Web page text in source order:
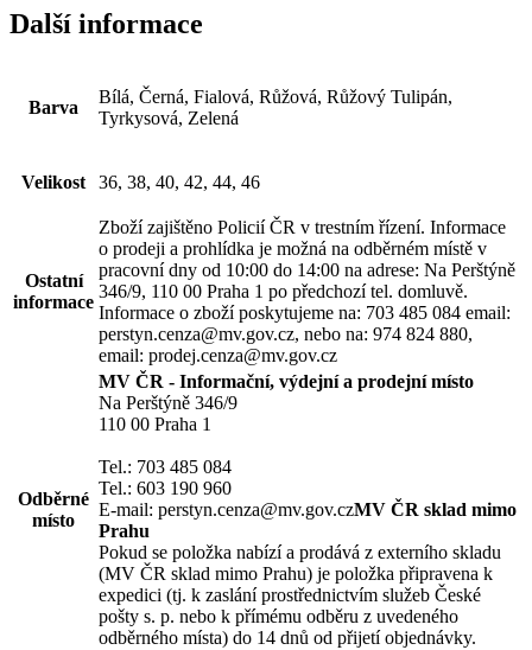
Další informace
Barva
Bílá, Černá, Fialová, Růžová, Růžový Tulipán,
Tyrkysová, Zelená
Velikost 36, 38, 40, 42, 44, 46
Ostatní
informace
Zboží zajištěno Policií ČR v trestním řízení. Informace
o prodeji a prohlídka je možná na odběrném místě v
pracovní dny od 10:00 do 14:00 na adrese: Na Perštýně
346/9, 110 00 Praha 1 po předchozí tel. domluvě.
Informace o zboží poskytujeme na: 703 485 084 email:
perstyn.cenza@mv.gov.cz, nebo na: 974 824 880,
email: prodej.cenza@mv.gov.cz
Odběrné
místo
MV ČR - Informační, výdejní a prodejní místo
Na Perštýně 346/9
110 00 Praha 1
Tel.: 703 485 084
Tel.: 603 190 960
E-mail: perstyn.cenza@mv.gov.czMV ČR sklad mimo
Prahu
Pokud se položka nabízí a prodává z externího skladu
(MV ČR sklad mimo Prahu) je položka připravena k
expedici (tj. k zaslání prostřednictvím služeb České
pošty s. p. nebo k přímému odběru z uvedeného
odběrného místa) do 14 dnů od přijetí objednávky.